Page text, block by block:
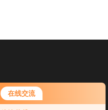
在线交流